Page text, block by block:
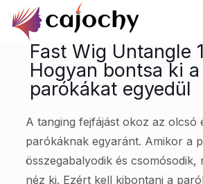
Fast Wig Untangle
Hogyan bontsa ki
parókákat egyedül
A tanging fejfájást okoz az olcsó
parókáknak egyaránt. Amikor a
összegabalyodik és csomósodik,
néz ki. Ezért kell kibontani a